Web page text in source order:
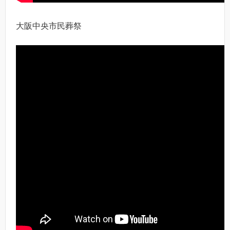
大阪中央市民葬祭